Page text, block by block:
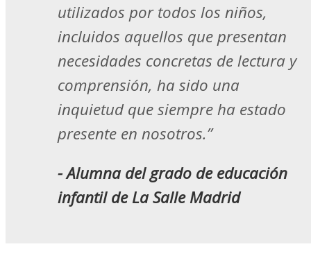
utilizados por todos los niños,
incluidos aquellos que presentan
necesidades concretas de lectura y
comprensión, ha sido una
inquietud que siempre ha estado
presente en nosotros.”
- Alumna del grado de educación
infantil de La Salle Madrid